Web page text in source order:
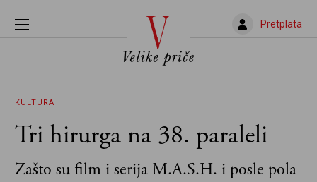
Pretplata
KULTURA
Tri hirurga na 38. paraleli
Zašto su film i serija M.A.S.H. i posle pola